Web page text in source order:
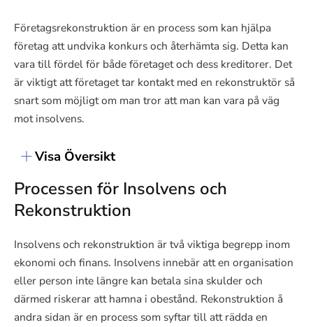
Företagsrekonstruktion är en process som kan hjälpa
företag att undvika konkurs och återhämta sig. Detta kan
vara till fördel för både företaget och dess kreditorer. Det
är viktigt att företaget tar kontakt med en rekonstruktör så
snart som möjligt om man tror att man kan vara på väg
mot insolvens.
Visa Översikt
Processen för Insolvens och
Rekonstruktion
Insolvens och rekonstruktion är två viktiga begrepp inom
ekonomi och finans. Insolvens innebär att en organisation
eller person inte längre kan betala sina skulder och
därmed riskerar att hamna i obestånd. Rekonstruktion å
andra sidan är en process som syftar till att rädda en